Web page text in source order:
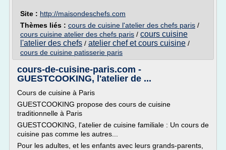
Site : http://maisondeschefs.com
Thèmes liés : cours de cuisine l'atelier des chefs paris /
cours cuisine atelier des chefs paris / cours cuisine
l'atelier des chefs / atelier chef et cours cuisine /
cours de cuisine patisserie paris
cours-de-cuisine-paris.com -
GUESTCOOKING, l'atelier de ...
Cours de cuisine à Paris
GUESTCOOKING propose des cours de cuisine
traditionnelle à Paris
GUESTCOOKING, l'atelier de cuisine familiale : Un cours de
cuisine pas comme les autres...
Pour les adultes, et les enfants avec leurs grands-parents,